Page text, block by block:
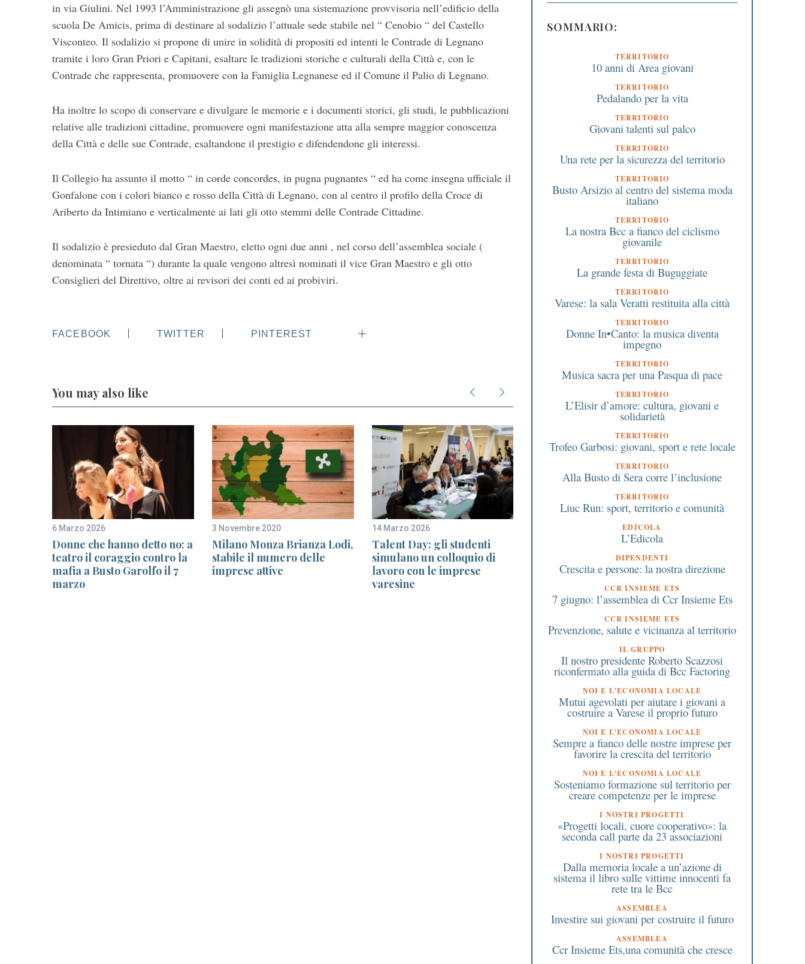
in via Giulini. Nel 1993 l’Amministrazione gli assegnò una sistemazione provvisoria nell’edificio della
scuola De Amicis, prima di destinare al sodalizio l’attuale sede stabile nel “ Cenobio “ del Castello
Visconteo. Il sodalizio si propone di unire in solidità di propositi ed intenti le Contrade di Legnano
tramite i loro Gran Priori e Capitani, esaltare le tradizioni storiche e culturali della Città e, con le
Contrade che rappresenta, promuovere con la Famiglia Legnanese ed il Comune il Palio di Legnano.
Ha inoltre lo scopo di conservare e divulgare le memorie e i documenti storici, gli studi, le pubblicazioni
relative alle tradizioni cittadine, promuovere ogni manifestazione atta alla sempre maggior conoscenza
della Città e delle sue Contrade, esaltandone il prestigio e difendendone gli interessi.
Il Collegio ha assunto il motto “ in corde concordes, in pugna pugnantes “ ed ha come insegna ufficiale il
Gonfalone con i colori bianco e rosso della Città di Legnano, con al centro il profilo della Croce di
Ariberto da Intimiano e verticalmente ai lati gli otto stemmi delle Contrade Cittadine.
Il sodalizio è presieduto dal Gran Maestro, eletto ogni due anni , nel corso dell’assemblea sociale (
denominata “ tornata “) durante la quale vengono altresì nominati il vice Gran Maestro e gli otto
Consiglieri del Direttivo, oltre ai revisori dei conti ed ai probiviri.
FACEBOOK TWITTER PINTEREST
You may also like
6 Marzo 2026
Donne che hanno detto no: a
teatro il coraggio contro la
mafia a Busto Garolfo il 7
marzo
3 Novembre 2020
Milano Monza Brianza Lodi,
stabile il numero delle
imprese attive
14 Marzo 2026
Talent Day: gli studenti
simulano un colloquio di
lavoro con le imprese
varesine
Lo sport come luogo
educativo: Rugby Parabiago
e Bcc portano l’educatore in
campo per i più piccoli
contratto con l’Asst
SOMMARIO:
TERRITORIO
10 anni di Area giovani
TERRITORIO
Pedalando per la vita
TERRITORIO
Giovani talenti sul palco
TERRITORIO
Una rete per la sicurezza del territorio
TERRITORIO
Busto Arsizio al centro del sistema moda
italiano
TERRITORIO
La nostra Bcc a fianco del ciclismo
giovanile
TERRITORIO
La grande festa di Buguggiate
TERRITORIO
Varese: la sala Veratti restituita alla città
TERRITORIO
Donne In•Canto: la musica diventa
impegno
TERRITORIO
Musica sacra per una Pasqua di pace
TERRITORIO
L’Elisir d’amore: cultura, giovani e
solidarietà
TERRITORIO
Trofeo Garbosi: giovani, sport e rete locale
TERRITORIO
Alla Busto di Sera corre l’inclusione
TERRITORIO
Liuc Run: sport, territorio e comunità
EDICOLA
L’Edicola
DIPENDENTI
Crescita e persone: la nostra direzione
CCR INSIEME ETS
7 giugno: l’assemblea di Ccr Insieme Ets
CCR INSIEME ETS
Prevenzione, salute e vicinanza al territorio
IL GRUPPO
Il nostro presidente Roberto Scazzosi
riconfermato alla guida di Bcc Factoring
NOI E L'ECONOMIA LOCALE
Mutui agevolati per aiutare i giovani a
costruire a Varese il proprio futuro
NOI E L'ECONOMIA LOCALE
Sempre a fianco delle nostre imprese per
favorire la crescita del territorio
NOI E L'ECONOMIA LOCALE
Sosteniamo formazione sul territorio per
creare competenze per le imprese
I NOSTRI PROGETTI
«Progetti locali, cuore cooperativo»: la
seconda call parte da 23 associazioni
I NOSTRI PROGETTI
Dalla memoria locale a un’azione di
sistema il libro sulle vittime innocenti fa
rete tra le Bcc
ASSEMBLEA
Investire sui giovani per costruire il futuro
ASSEMBLEA
Ccr Insieme Ets,una comunità che cresce
S
a
r
c
o
r
: